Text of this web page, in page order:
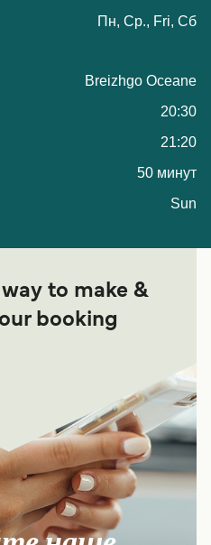
Пн, Ср., Fri, Сб
Breizhgo Oceane
20:30
21:20
50 минут
Sun
way to make &
booking